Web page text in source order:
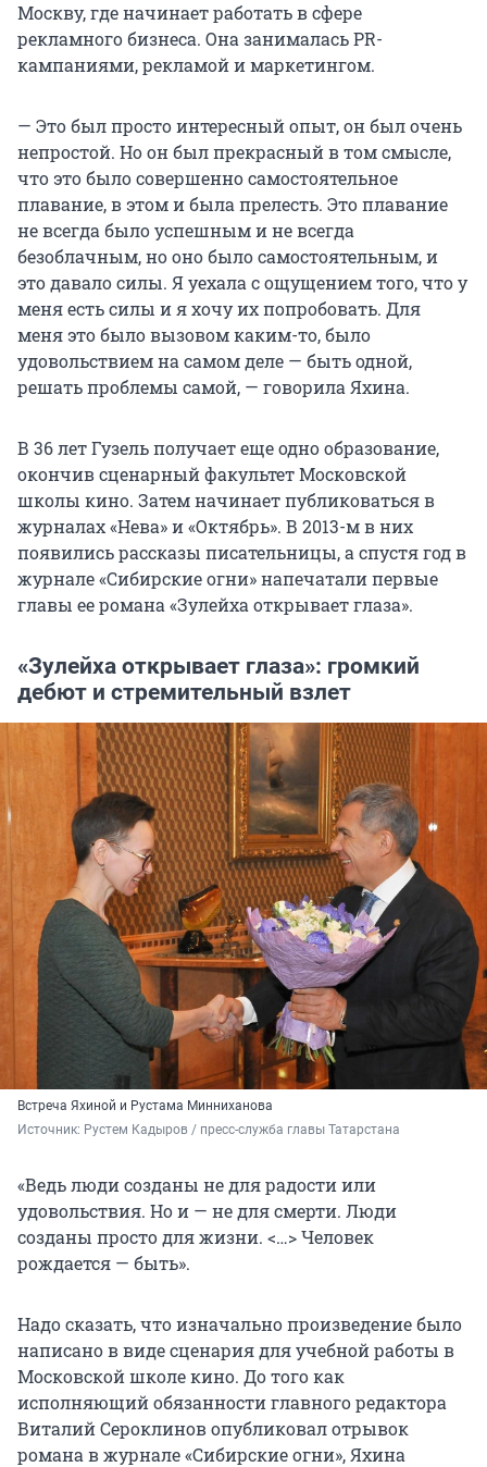
Москву, где начинает работать в сфере
рекламного бизнеса. Она занималась PR-
кампаниями, рекламой и маркетингом.
— Это был просто интересный опыт, он был очень
непростой. Но он был прекрасный в том смысле,
что это было совершенно самостоятельное
плавание, в этом и была прелесть. Это плавание
не всегда было успешным и не всегда
безоблачным, но оно было самостоятельным, и
это давало силы. Я уехала с ощущением того, что у
меня есть силы и я хочу их попробовать. Для
меня это было вызовом каким-то, было
удовольствием на самом деле — быть одной,
решать проблемы самой, — говорила Яхина.
В 36 лет Гузель получает еще одно образование,
окончив сценарный факультет Московской
школы кино. Затем начинает публиковаться в
журналах «Нева» и «Октябрь». В 2013-м в них
появились рассказы писательницы, а спустя год в
журнале «Сибирские огни» напечатали первые
главы ее романа «Зулейха открывает глаза».
«Зулейха открывает глаза»: громкий
дебют и стремительный взлет
Встреча Яхиной и Рустама Минниханова
Источник: Рустем Кадыров / пресс-служба главы Татарстана
«Ведь люди созданы не для радости или
удовольствия. Но и — не для смерти. Люди
созданы просто для жизни. <…> Человек
рождается — быть».
Надо сказать, что изначально произведение было
написано в виде сценария для учебной работы в
Московской школе кино. До того как
исполняющий обязанности главного редактора
Виталий Сероклинов опубликовал отрывок
романа в журнале «Сибирские огни», Яхина